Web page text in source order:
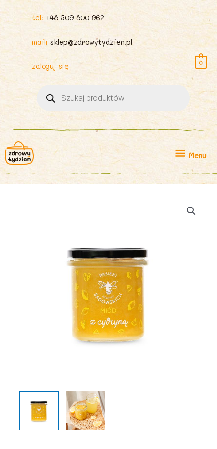
tel: +48 509 800 962
mail: sklep@zdrowytydzien.pl
zaloguj się
produktów
0
Menu
Menu